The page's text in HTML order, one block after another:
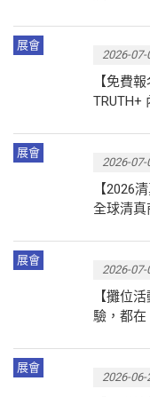
展會
2026-07-
【免費
TRUTH+
展會
2026-07-
【2026
全球清真
展會
2026-07-
【攤位
驗，都在
展會
2026-06-